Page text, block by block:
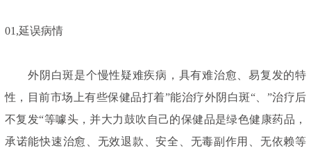
01,延误病情
外阴白斑是个慢性疑难疾病，具有难治愈、易复发的特
性，目前市场上有些保健品打着”能治疗外阴白斑“、”治疗后
不复发“等噱头，并大力鼓吹自己的保健品是绿色健康药品，
承诺能快速治愈、无效退款、安全、无毒副作用、无依赖等